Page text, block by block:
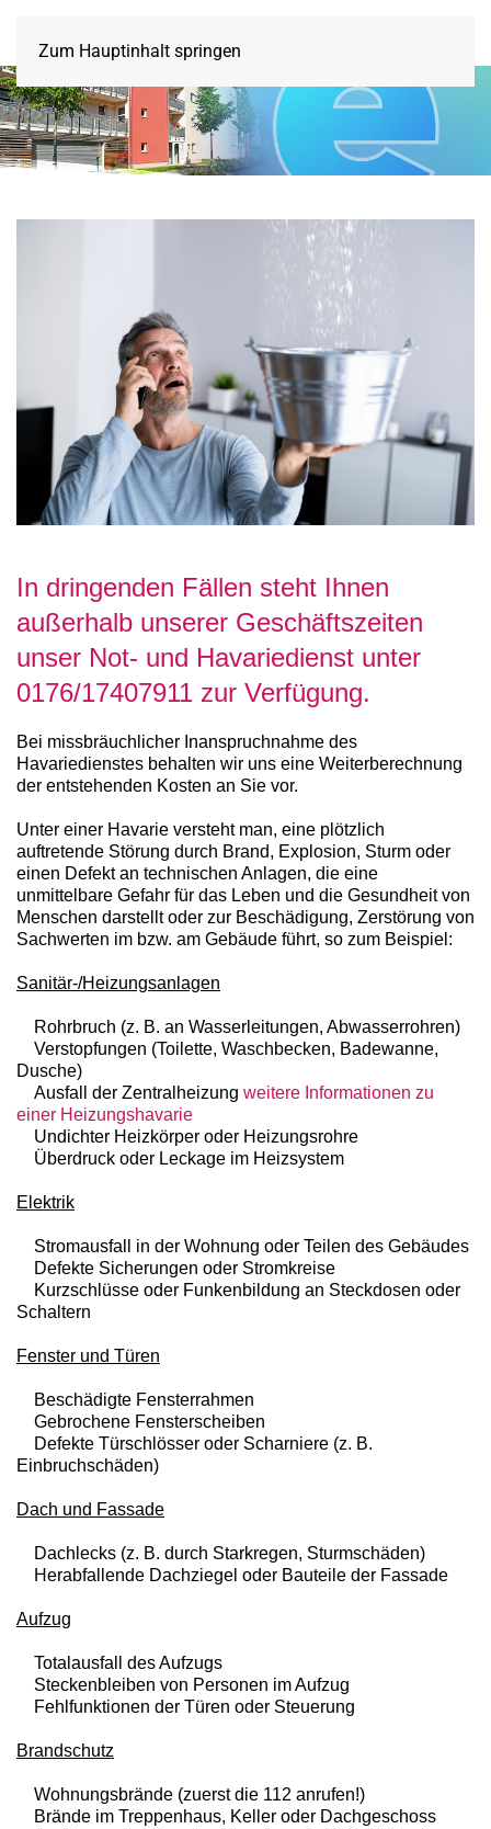
Zum Hauptinhalt springen
In dringenden Fällen steht Ihnen
außerhalb unserer Geschäftszeiten
unser Not- und Havariedienst unter
0176/17407911 zur Verfügung.
Bei missbräuchlicher Inanspruchnahme des
Havariedienstes behalten wir uns eine Weiterberechnung
der entstehenden Kosten an Sie vor.
Unter einer Havarie versteht man, eine plötzlich
auftretende Störung durch Brand, Explosion, Sturm oder
einen Defekt an technischen Anlagen, die eine
unmittelbare Gefahr für das Leben und die Gesundheit von
Menschen darstellt oder zur Beschädigung, Zerstörung von
Sachwerten im bzw. am Gebäude führt, so zum Beispiel:
Sanitär-/Heizungsanlagen
Rohrbruch (z. B. an Wasserleitungen, Abwasserrohren)
Verstopfungen (Toilette, Waschbecken, Badewanne,
Dusche)
Ausfall der Zentralheizung weitere Informationen zu
einer Heizungshavarie
Undichter Heizkörper oder Heizungsrohre
Überdruck oder Leckage im Heizsystem
Elektrik
Stromausfall in der Wohnung oder Teilen des Gebäudes
Defekte Sicherungen oder Stromkreise
Kurzschlüsse oder Funkenbildung an Steckdosen oder
Schaltern
Fenster und Türen
Beschädigte Fensterrahmen
Gebrochene Fensterscheiben
Defekte Türschlösser oder Scharniere (z. B.
Einbruchschäden)
Dach und Fassade
Dachlecks (z. B. durch Starkregen, Sturmschäden)
Herabfallende Dachziegel oder Bauteile der Fassade
Aufzug
Totalausfall des Aufzugs
Steckenbleiben von Personen im Aufzug
Fehlfunktionen der Türen oder Steuerung
Brandschutz
Wohnungsbrände (zuerst die 112 anrufen!)
Brände im Treppenhaus, Keller oder Dachgeschoss